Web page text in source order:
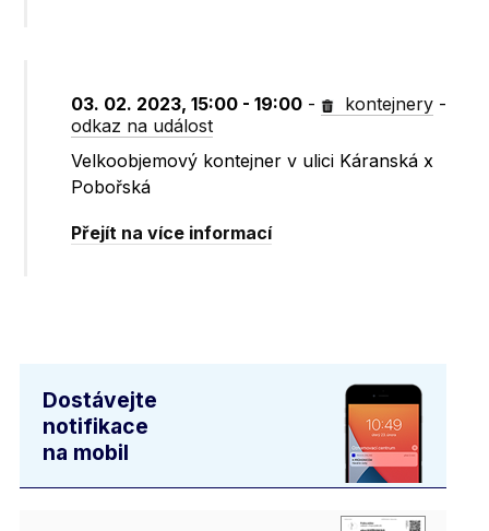
03. 02. 2023, 15:00 - 19:00 - kontejnery -
odkaz na událost
Velkoobjemový kontejner v ulici Káranská x
Pobořská
Přejít na více informací
Dostávejte
notifikace
na mobil